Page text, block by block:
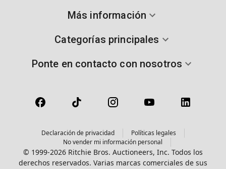
Más información
Categorías principales
Ponte en contacto con nosotros
Declaración de privacidad
Políticas legales
No vender mi información personal
© 1999-2026 Ritchie Bros. Auctioneers, Inc. Todos los
derechos reservados. Varias marcas comerciales de sus